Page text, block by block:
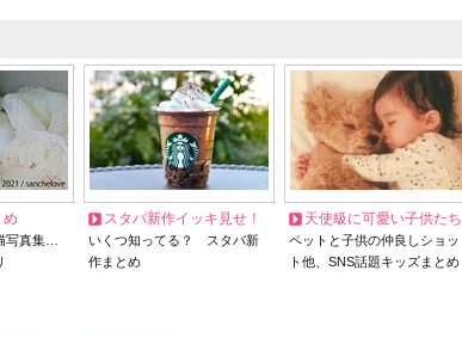
め
写真集…
スタバ新作イッキ見せ！
いくつ知ってる？ スタバ新
作まとめ
天使級に可愛い子供たち
ペットと子供の仲良しショッ
ト他、SNS話題キッズまとめ